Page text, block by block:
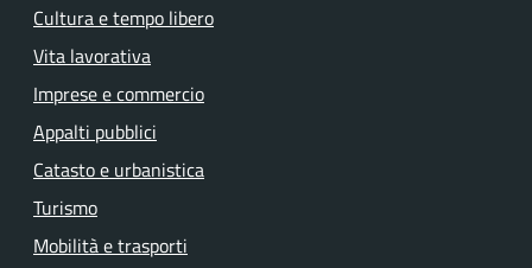
Cultura e tempo libero
Vita lavorativa
Imprese e commercio
Appalti pubblici
Catasto e urbanistica
Turismo
Mobilità e trasporti